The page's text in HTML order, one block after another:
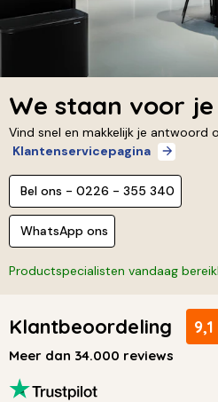
We staan voor
Vind snel en makkelijk je antwoord
Klantenservicepagina
Bel ons - 0226 - 355 340
WhatsApp ons
Productspecialisten vandaag
Klantbeoordeling 9,1
Meer dan 34.000 reviews